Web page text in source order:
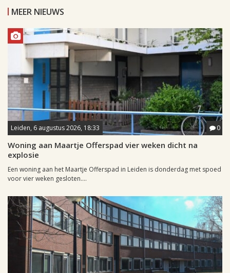
MEER NIEUWS
Leiden, 6 augustus 2026, 18:33 0
Woning aan Maartje Offerspad vier weken dicht na
explosie
Een woning aan het Maartje Offerspad in Leiden is donderdag met spoed
voor vier weken gesloten....